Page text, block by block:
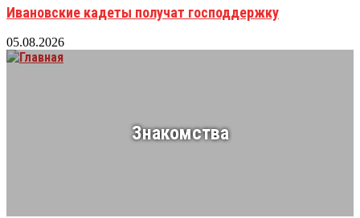
Ивановские кадеты получат господдержку
05.08.2026
Знакомства